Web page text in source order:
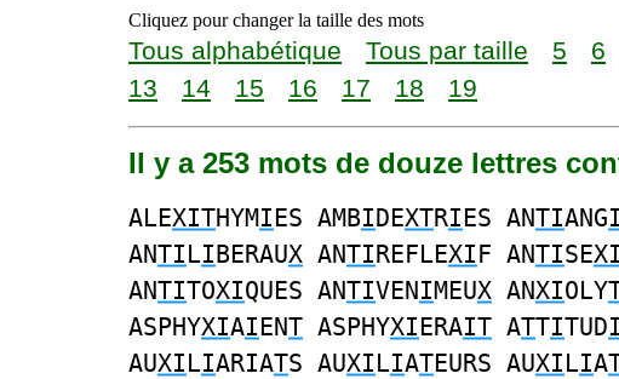
Cliquez pour changer la taille des mots
Tous alphabétique Tous par taille 5 6
13
14 15 16 17 18 19
Il y a 253 mots de douze lettres
ALEXITHYMIES AMBIDEXTRIES ANTIANGI
ANTILIBERAUX ANTIREFLEXIF ANTISEXI
ANTITOXIQUES ANTIVENIMEUX ANXIOLY
ASPHYXIAIENT ASPHYXIERAIT ATTITUDI
AUXILIARIATS AUXILIATEURS AUXILIA